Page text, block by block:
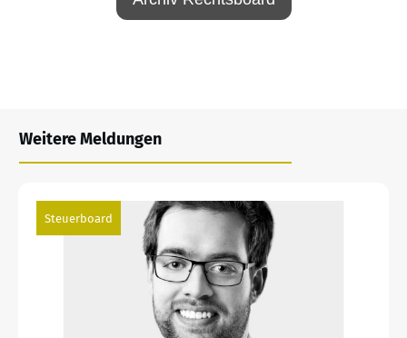
Weitere Meldungen
Steuerboard